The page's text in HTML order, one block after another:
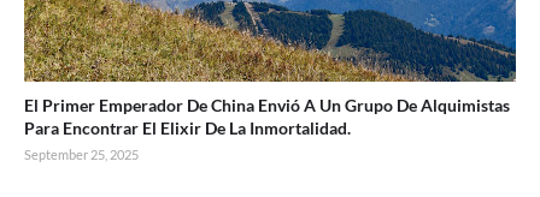
El Primer Emperador De China Envió A Un Grupo De Alquimistas
Para Encontrar El Elixir De La Inmortalidad.
September 25, 2025